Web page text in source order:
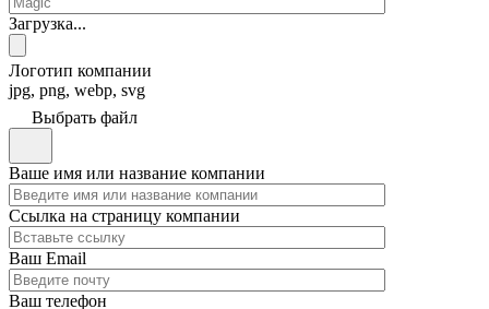
Загрузка...
Логотип компании
jpg, png, webp, svg
Выбрать файл
Ваше имя или название компании
Ссылка на страницу компании
Ваш Email
Ваш телефон